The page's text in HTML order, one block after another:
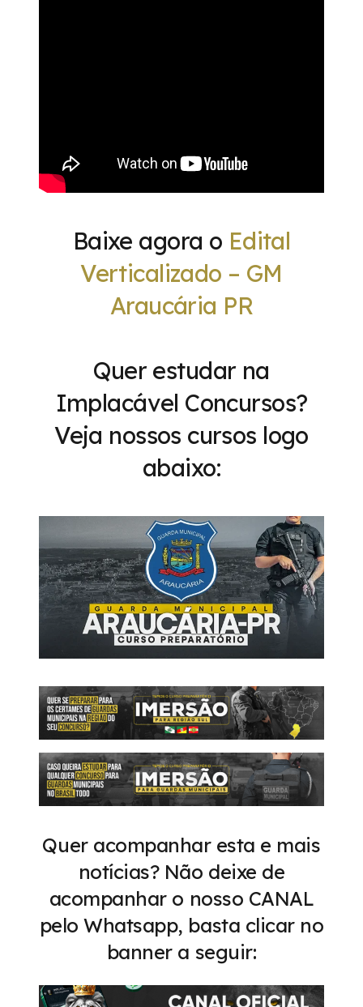
Baixe agora o Edital
Verticalizado – GM
Araucária PR
Quer estudar na
Implacável Concursos?
Veja nossos cursos logo
abaixo:
Quer acompanhar esta e mais
notícias? Não deixe de
acompanhar o nosso CANAL
pelo Whatsapp, basta clicar no
banner a seguir: